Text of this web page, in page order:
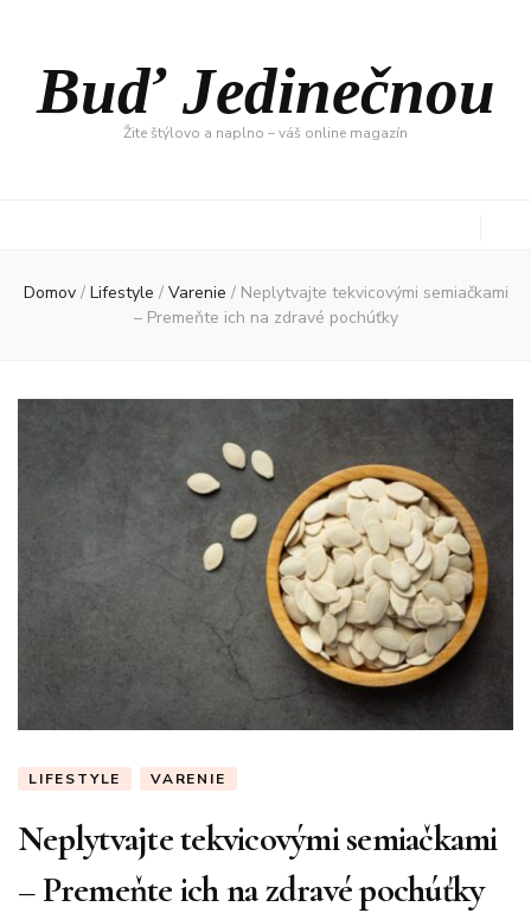
Buď Jedinečnou
Žite štýlovo a naplno – váš online magazín
Domov / Lifestyle / Varenie / Neplytvajte tekvicovými semiačkami
– Premeňte ich na zdravé pochúťky
LIFESTYLE VARENIE
Neplytvajte tekvicovými semiačkami
– Premeňte ich na zdravé pochúťky